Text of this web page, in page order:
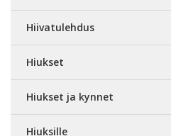
Hiivatulehdus
Hiukset
Hiukset ja kynnet
Hiuksille